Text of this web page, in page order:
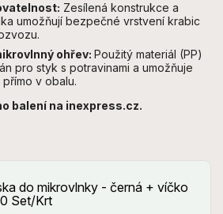
Zesílená konstrukce a
umožňují bezpečné vrstvení krabic
ohřev: Použitý materiál (PP)
pro styk s potravinami a umožňuje
v obalu.
balení na inexpress.cz.
do mikrovlnky - černá + víčko
Set/Krt